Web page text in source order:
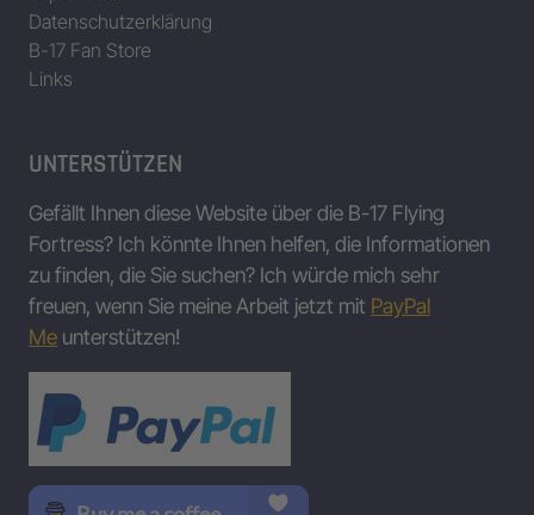
Datenschutzerklärung
B-17 Fan Store
Links
UNTERSTÜTZEN
Gefällt Ihnen diese Website über die B-17 Flying
Fortress? Ich könnte Ihnen helfen, die Informationen
zu finden, die Sie suchen? Ich würde mich sehr
freuen, wenn Sie meine Arbeit jetzt mit PayPal
Me unterstützen!